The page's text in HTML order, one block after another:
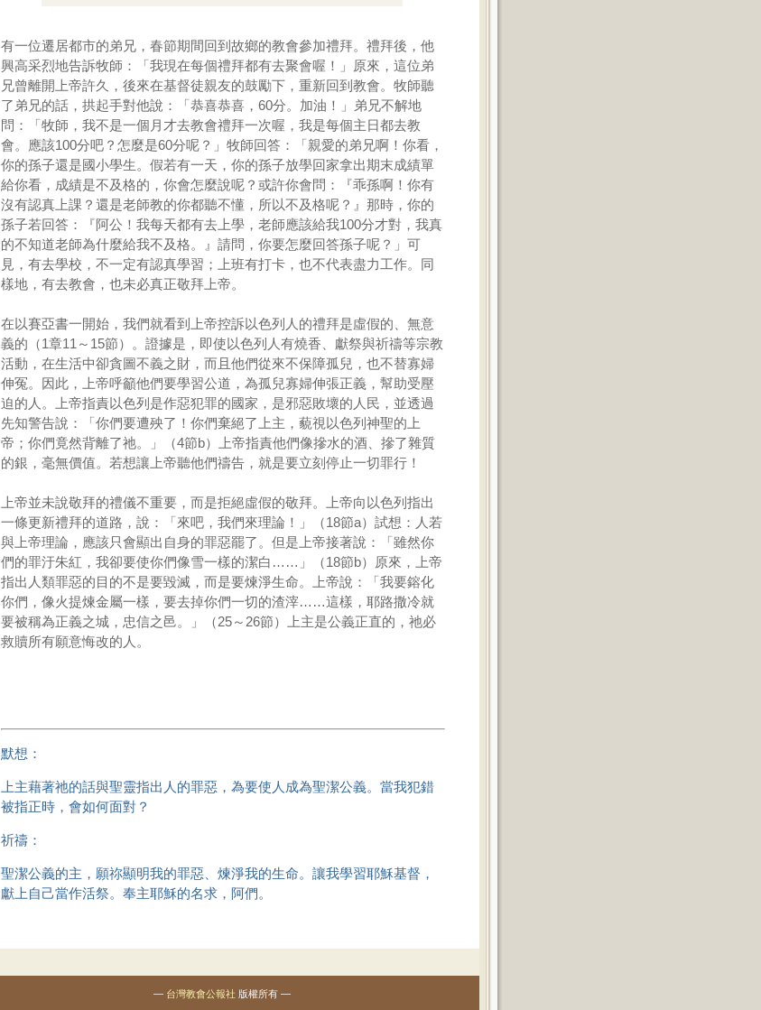
有一位遷居都市的弟兄，春節期間回到故鄉的教會參加禮拜。禮拜後，他
興高采烈地告訴牧師：「我現在每個禮拜都有去聚會喔！」原來，這位弟
兄曾離開上帝許久，後來在基督徒親友的鼓勵下，重新回到教會。牧師聽
了弟兄的話，拱起手對他說：「恭喜恭喜，60分。加油！」弟兄不解地
問：「牧師，我不是一個月才去教會禮拜一次喔，我是每個主日都去教
會。應該100分吧？怎麼是60分呢？」牧師回答：「親愛的弟兄啊！你看，
你的孫子還是國小學生。假若有一天，你的孫子放學回家拿出期末成績單
給你看，成績是不及格的，你會怎麼說呢？或許你會問：『乖孫啊！你有
沒有認真上課？還是老師教的你都聽不懂，所以不及格呢？』那時，你的
孫子若回答：『阿公！我每天都有去上學，老師應該給我100分才對，我真
的不知道老師為什麼給我不及格。』請問，你要怎麼回答孫子呢？」可
見，有去學校，不一定有認真學習；上班有打卡，也不代表盡力工作。同
樣地，有去教會，也未必真正敬拜上帝。
在以賽亞書一開始，我們就看到上帝控訴以色列人的禮拜是虛假的、無意
義的（1章11～15節）。證據是，即使以色列人有燒香、獻祭與祈禱等宗教
活動，在生活中卻貪圖不義之財，而且他們從來不保障孤兒，也不替寡婦
伸冤。因此，上帝呼籲他們要學習公道，為孤兒寡婦伸張正義，幫助受壓
迫的人。上帝指責以色列是作惡犯罪的國家，是邪惡敗壞的人民，並透過
先知警告說：「你們要遭殃了！你們棄絕了上主，藐視以色列神聖的上
帝；你們竟然背離了祂。」（4節b）上帝指責他們像摻水的酒、摻了雜質
的銀，毫無價值。若想讓上帝聽他們禱告，就是要立刻停止一切罪行！
上帝並未說敬拜的禮儀不重要，而是拒絕虛假的敬拜。上帝向以色列指出
一條更新禮拜的道路，說：「來吧，我們來理論！」（18節a）試想：人若
與上帝理論，應該只會顯出自身的罪惡罷了。但是上帝接著說：「雖然你
們的罪汙朱紅，我卻要使你們像雪一樣的潔白……」（18節b）原來，上帝
指出人類罪惡的目的不是要毀滅，而是要煉淨生命。上帝說：「我要鎔化
你們，像火提煉金屬一樣，要去掉你們一切的渣滓……這樣，耶路撒冷就
要被稱為正義之城，忠信之邑。」（25～26節）上主是公義正直的，祂必
救贖所有願意悔改的人。
默想：
上主藉著祂的話與聖靈指出人的罪惡，為要使人成為聖潔公義。當我犯錯
被指正時，會如何面對？
祈禱：
聖潔公義的主，願祢顯明我的罪惡、煉淨我的生命。讓我學習耶穌基督，
獻上自己當作活祭。奉主耶穌的名求，阿們。
— 台灣教會公報社 版權所有 —